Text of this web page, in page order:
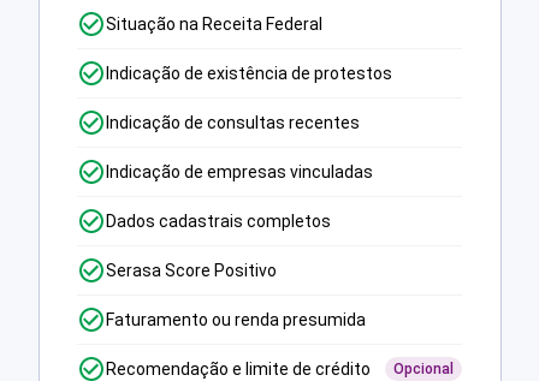
Situação na Receita Federal
Indicação de existência de protestos
Indicação de consultas recentes
Indicação de empresas vinculadas
Dados cadastrais completos
Serasa Score Positivo
Faturamento ou renda presumida
Recomendação e limite de crédito Opcional